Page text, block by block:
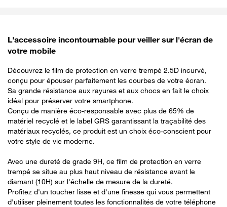
L'accessoire incontournable pour veiller sur l'écran de
votre mobile
Découvrez le film de protection en verre trempé 2.5D incurvé,
conçu pour épouser parfaitement les courbes de votre écran.
Sa grande résistance aux rayures et aux chocs en fait le choix
idéal pour préserver votre smartphone.
Conçu de manière éco-responsable avec plus de 65% de
matériel recyclé et le label GRS garantissant la traçabilité des
matériaux recyclés, ce produit est un choix éco-conscient pour
votre style de vie moderne.
Avec une dureté de grade 9H, ce film de protection en verre
trempé se situe au plus haut niveau de résistance avant le
diamant (10H) sur l'échelle de mesure de la dureté.
Profitez d'un toucher lisse et d'une finesse qui vous permettent
d'utiliser pleinement toutes les fonctionnalités de votre téléphone